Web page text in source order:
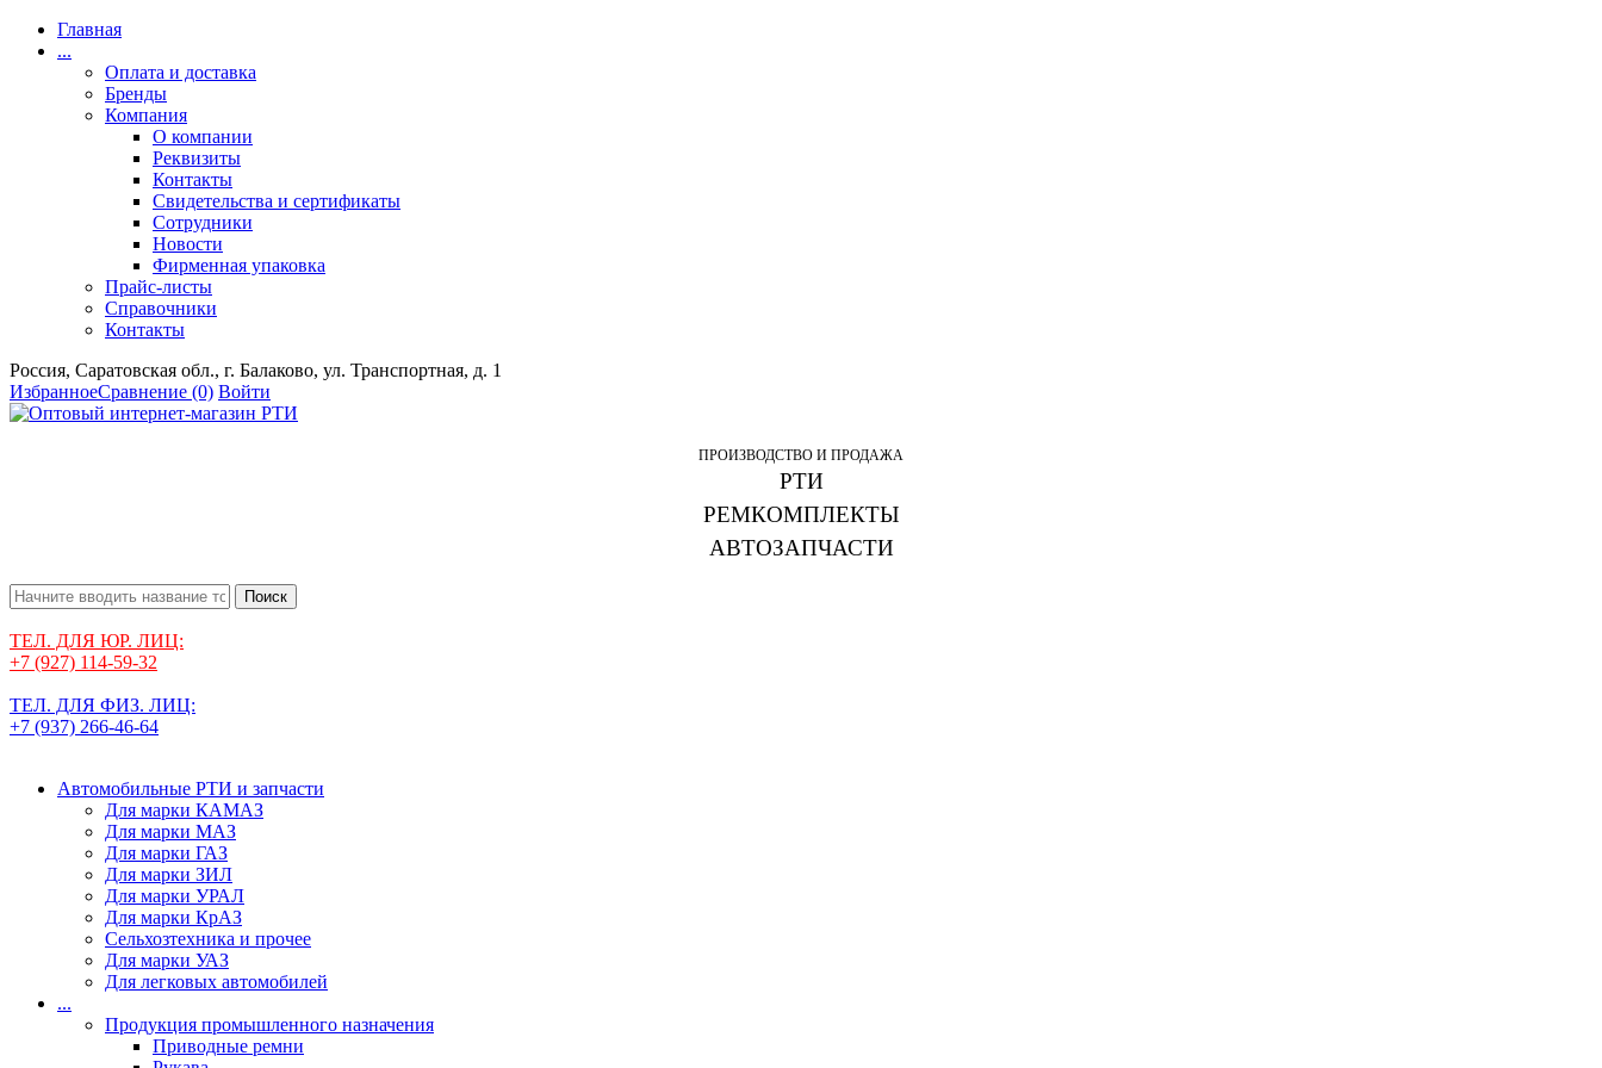
Главная
...
Оплата и доставка
Бренды
Компания
О компании
Реквизиты
Контакты
Свидетельства и сертификаты
Сотрудники
Новости
Фирменная упаковка
Прайс-листы
Справочники
Контакты
Россия, Саратовская обл., г. Балаково, ул. Транспортная, д. 1
ИзбранноеСравнение (0) Войти
ПРОИЗВОДСТВО И ПРОДАЖА
РТИ
РЕМКОМПЛЕКТЫ
АВТОЗАПЧАСТИ
Поиск
ТЕЛ. ДЛЯ ЮР. ЛИЦ:
+7 (927) 114-59-32
ТЕЛ. ДЛЯ ФИЗ. ЛИЦ:
+7 (937) 266-46-64
Автомобильные РТИ и запчасти
Для марки КАМАЗ
Для марки МАЗ
Для марки ГАЗ
Для марки ЗИЛ
Для марки УРАЛ
Для марки КрАЗ
Сельхозтехника и прочее
Для марки УАЗ
Для легковых автомобилей
...
Продукция промышленного назначения
Приводные ремни